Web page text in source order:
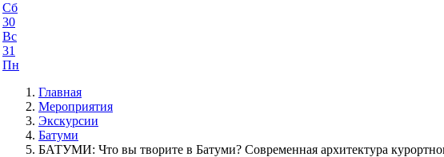
Сб
30
Вс
31
Пн
Главная
Мероприятия
Экскурсии
Батуми
БАТУМИ: Что вы творите в Батуми? Современная архитектура